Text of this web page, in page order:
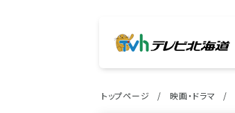
トップページ 映画・ドラマ